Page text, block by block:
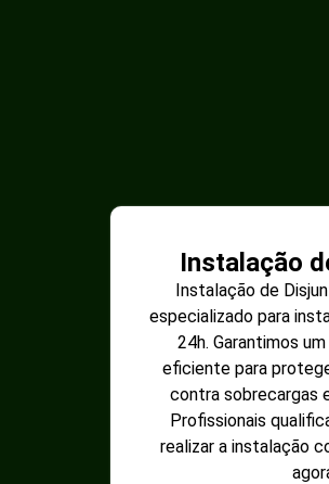
Instalação
Instalação de
especializado para
24h. Garantimos
eficiente para
contra sobrecargas
Profissionais
realizar a instalação